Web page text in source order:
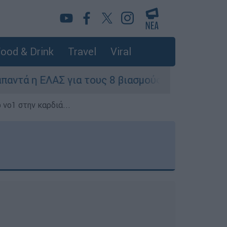
& Drink Travel Viral
ΕΛΑΣ για τους 8 βιασμούς τουριστριών -
στην καρδιά...